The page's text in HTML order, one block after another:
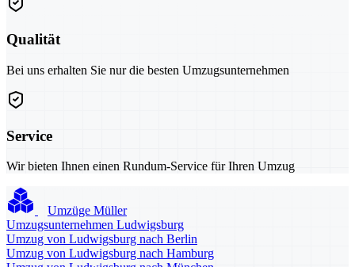
Qualität
Bei uns erhalten Sie nur die besten Umzugsunternehmen
Service
Wir bieten Ihnen einen Rundum-Service für Ihren Umzug
Umzüge Müller
Umzugsunternehmen Ludwigsburg
Umzug von Ludwigsburg nach Berlin
Umzug von Ludwigsburg nach Hamburg